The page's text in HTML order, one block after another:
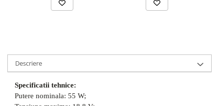
Descriere
Specificatii tehnice:
Putere nominala: 55 W;